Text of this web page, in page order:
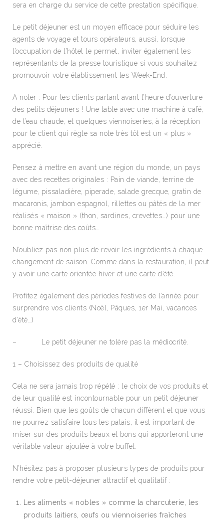
sera en charge du service de cette prestation spécifique.
Le petit déjeuner est un moyen efficace pour séduire les
agents de voyage et tours opérateurs, aussi, lorsque
l’occupation de l’hôtel le permet, inviter également les
représentants de la presse touristique si vous souhaitez
promouvoir votre établissement les Week-End.
A noter : Pour les clients partant avant l’heure d’ouverture
des petits déjeuners ! Une table avec une machine à café,
de l’eau chaude, et quelques viennoiseries, à la réception
pour le client qui règle sa note très tôt est un « plus »
apprécié.
Pensez à mettre en avant une région du monde, un pays
avec des recettes originales : Pain de viande, terrine de
légume, pissaladière, piperade, salade grecque, gratin de
macaronis, jambon espagnol, rillettes ou pâtés de la mer
réalisés « maison » (thon, sardines, crevettes…) pour une
bonne maîtrise des coûts…
N’oubliez pas non plus de revoir les ingrédients à chaque
changement de saison. Comme dans la restauration, il peut
y avoir une carte orientée hiver et une carte d’été.
Profitez également des périodes festives de l’année pour
surprendre vos clients (Noël, Pâques, 1er Mai, vacances
d’été…)
– Le petit déjeuner ne tolère pas la médiocrité.
1 – Choisissez des produits de qualité
Cela ne sera jamais trop répété : le choix de vos produits et
de leur qualité est incontournable pour un petit déjeuner
réussi. Bien que les goûts de chacun diffèrent et que vous
ne pourrez satisfaire tous les palais, il est important de
miser sur des produits beaux et bons qui apporteront une
véritable valeur ajoutée à votre buffet.
N’hésitez pas à proposer plusieurs types de produits pour
rendre votre petit-déjeuner attractif et qualitatif :
Les aliments « nobles » comme la charcuterie, les
produits laitiers, œufs ou viennoiseries fraîches